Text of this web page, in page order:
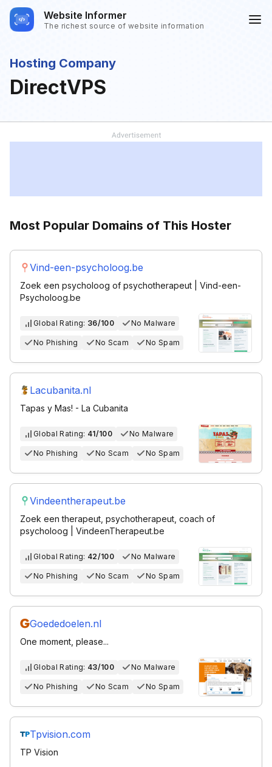
Website Informer
The richest source of website information
Hosting Company
DirectVPS
Most Popular Domains of This Hoster
Vind-een-psycholoog.be
Zoek een psycholoog of psychotherapeut | Vind-een-
Psycholoog.be
Global Rating: 36/100 No Malware
No Phishing No Scam No Spam
Lacubanita.nl
Tapas y Mas! - La Cubanita
Global Rating: 41/100 No Malware
No Phishing No Scam No Spam
Vindeentherapeut.be
Zoek een therapeut, psychotherapeut, coach of
psycholoog | VindeenTherapeut.be
Global Rating: 42/100 No Malware
No Phishing No Scam No Spam
Goededoelen.nl
One moment, please...
Global Rating: 43/100 No Malware
No Phishing No Scam No Spam
Tpvision.com
TP Vision